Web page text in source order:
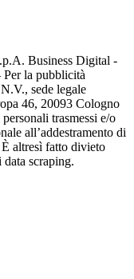
Business Digital -
la pubblicità
sede legale
46, 20093 Cologno
trasmessi e/o
all’addestramento di
altresì fatto divieto
scraping.